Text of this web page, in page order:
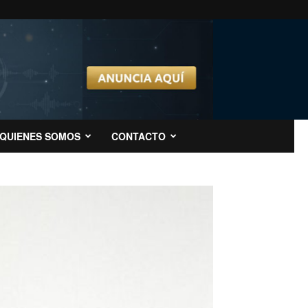
QUIENES SOMOS CONTACTO